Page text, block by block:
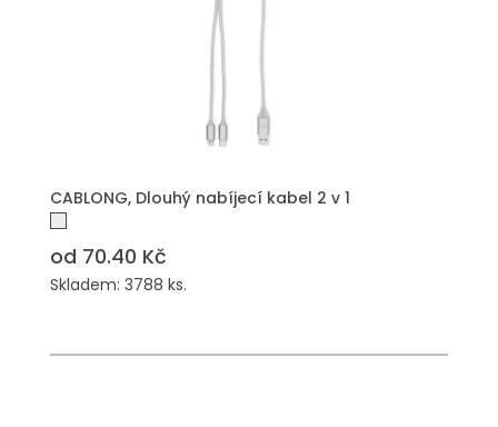
CABLONG, Dlouhý nabíjecí kabel 2 v 1
od 70.40 Kč
Skladem: 3788 ks.